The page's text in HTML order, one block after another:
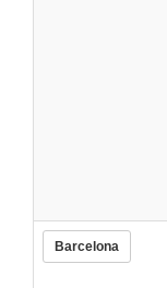
Barcelona